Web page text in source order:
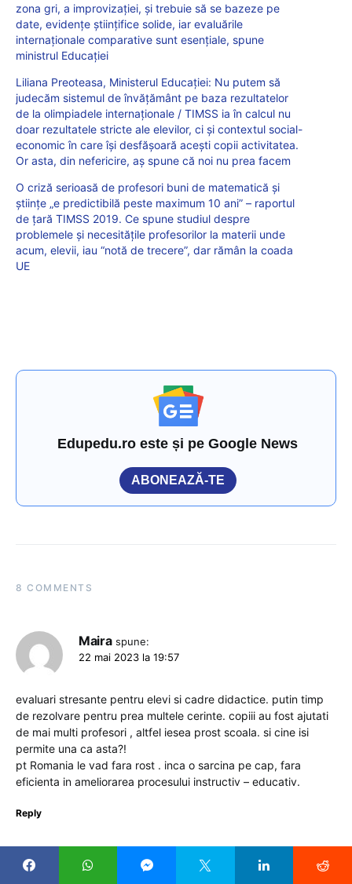
zona gri, a improvizației, și trebuie să se bazeze pe
date, evidențe științifice solide, iar evaluările
internaționale comparative sunt esențiale, spune
ministrul Educației
Liliana Preoteasa, Ministerul Educației: Nu putem să
judecăm sistemul de învățământ pe baza rezultatelor
de la olimpiadele internaționale / TIMSS ia în calcul nu
doar rezultatele stricte ale elevilor, ci și contextul social-
economic în care își desfășoară acești copii activitatea.
Or asta, din nefericire, aș spune că noi nu prea facem
O criză serioasă de profesori buni de matematică și
științe „e predictibilă peste maximum 10 ani” – raportul
de țară TIMSS 2019. Ce spune studiul despre
problemele și necesitățile profesorilor la materii unde
acum, elevii, iau “notă de trecere”, dar rămân la coada
UE
Edupedu.ro este și pe Google News
ABONEAZĂ-TE
8 COMMENTS
Maira spune:
22 mai 2023 la 19:57
evaluari stresante pentru elevi si cadre didactice. putin timp
de rezolvare pentru prea multele cerinte. copiii au fost ajutati
de mai multi profesori , altfel iesea prost scoala. si cine isi
permite una ca asta?!
pt Romania le vad fara rost . inca o sarcina pe cap, fara
eficienta in ameliorarea procesului instructiv – educativ.
Reply
Victoria
spune: